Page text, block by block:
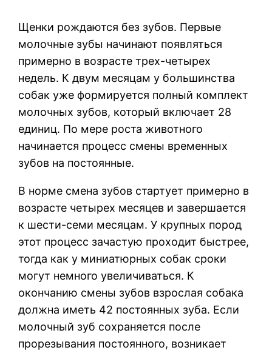
Щенки рождаются без зубов. Первые
молочные зубы начинают появляться
примерно в возрасте трех-четырех
недель. К двум месяцам у большинства
собак уже формируется полный комплект
молочных зубов, который включает 28
единиц. По мере роста животного
начинается процесс смены временных
зубов на постоянные.
В норме смена зубов стартует примерно в
возрасте четырех месяцев и завершается
к шести-семи месяцам. У крупных пород
этот процесс зачастую проходит быстрее,
тогда как у миниатюрных собак сроки
могут немного увеличиваться. К
окончанию смены зубов взрослая собака
должна иметь 42 постоянных зуба. Если
молочный зуб сохраняется после
прорезывания постоянного, возникает